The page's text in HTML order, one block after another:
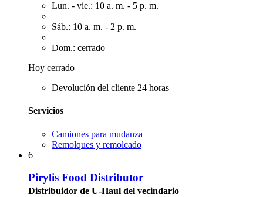
Lun. - vie.: 10 a. m. - 5 p. m.
Sáb.: 10 a. m. - 2 p. m.
Dom.: cerrado
Hoy cerrado
Devolución del cliente 24 horas
Servicios
Camiones para mudanza
Remolques y remolcado
6
Pirylis Food Distributor
Distribuidor de U-Haul del vecindario